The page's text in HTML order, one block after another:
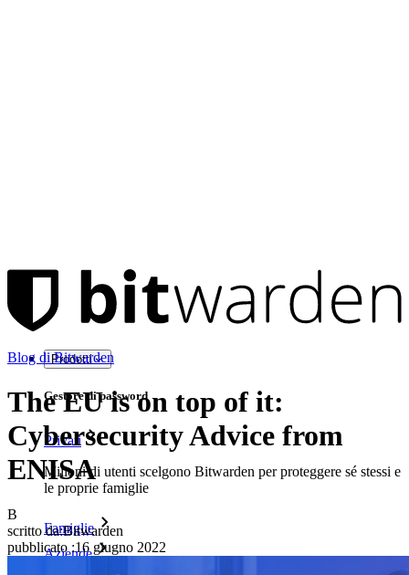
Prodotti
Gestore di password
Privati
Milioni di utenti scelgono Bitwarden per proteggere sé stessi e
le proprie famiglie
Famiglie
Aziende
Blog di Bitwarden
The EU is on top of it:
Cybersecurity Advice from
ENISA
B
scritto da:Bitwarden
pubblicato :16 giugno 2022